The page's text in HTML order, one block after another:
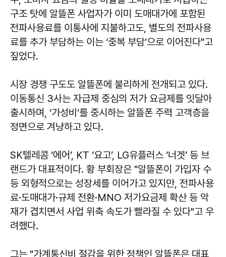
구조 탓에 알뜰폰 사업자가 이미 도매대가에 포함된
전파사용료를 이통사에 지불하고도, 별도의 전파사용
료를 추가 부담하는 이는 ‘중복 부담’으로 이어진다"고
짚었다.
시장 경쟁 구도도 알뜰폰에 불리하게 전개되고 있다.
이동통신 3사는 자급제 중심의 저가 요금제를 잇달아
출시하며, ‘가성비’를 중시하는 알뜰폰 주력 고객층을
정면으로 겨냥하고 있다.
SK텔레콤 ‘에어’, KT ‘요고’, LG유플러스 ‘너겟’ 등 브
랜드가 대표적이다. 황 부회장은 "알뜰폰이 가입자 수
등 외형적으로는 성장세를 이어가고 있지만, 전파사용
료·도매대가·규제 전환·MNO 저가요금제 확산 등 악
재가 겹치면서 사업 위축 속도가 빨라질 수 있다"고 우
려했다.
그는 "가계통신비 절감을 위한 정책인 알뜰폰은 대표